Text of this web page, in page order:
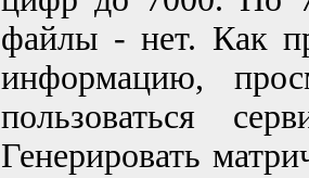
файлы - нет. Как
информацию,
пользоваться
Генерировать